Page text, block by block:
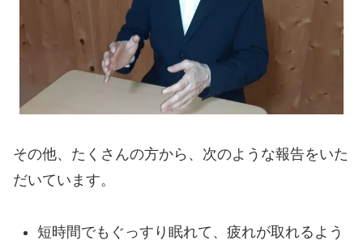
その他、たくさんの方から、次のような報告をいた
だいています。
短時間でもぐっすり眠れて、疲れが取れるよう